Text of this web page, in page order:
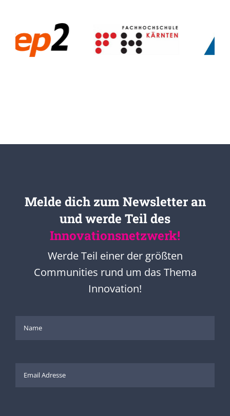
Melde dich zum Newsletter an
und werde Teil des
Innovationsnetzwerk!
Werde Teil einer der größten
Communities rund um das Thema
Innovation!